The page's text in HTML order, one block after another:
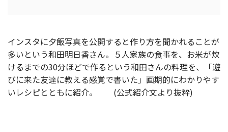
インスタに夕飯写真を公開すると作り方を聞かれることが
多いという和田明日香さん。５人家族の食事を、お米が炊
けるまでの30分ほどで作るという和田さんの料理を、「遊
びに来た友達に教える感覚で書いた」画期的にわかりやす
いレシピとともに紹介。 (公式紹介文より抜粋)